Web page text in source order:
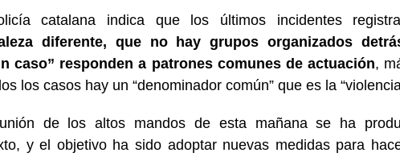
catalana indica que los últimos incidentes
diferente, que no hay grupos organizados
caso” responden a patrones comunes de actuación,
los casos hay un “denominador común” que es la
de los altos mandos de esta mañana se ha
y el objetivo ha sido adoptar nuevas medidas para